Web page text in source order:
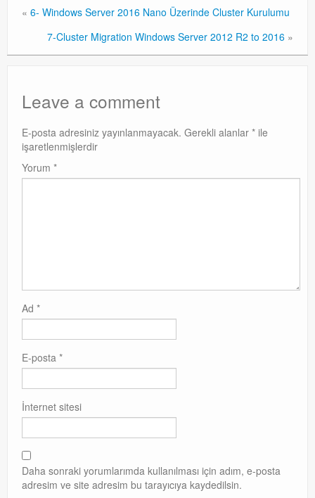
« 6- Windows Server 2016 Nano Üzerinde Cluster Kurulumu
7-Cluster Migration Windows Server 2012 R2 to 2016 »
Leave a comment
E-posta adresiniz yayınlanmayacak. Gerekli alanlar * ile
işaretlenmişlerdir
Yorum *
Ad *
E-posta *
İnternet sitesi
Daha sonraki yorumlarımda kullanılması için adım, e-posta
adresim ve site adresim bu tarayıcıya kaydedilsin.